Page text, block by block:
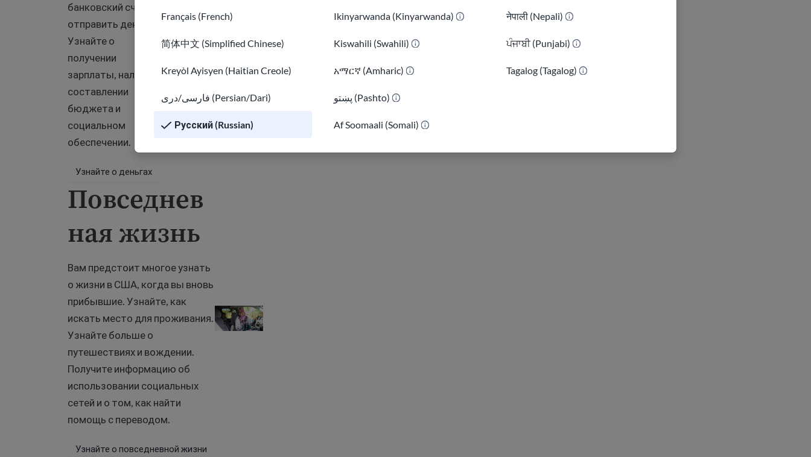
Français (French)
简体中文 (Simplified Chinese)
Kreyòl Ayisyen (Haitian Creole)
فارسی/دری (Persian/Dari)
Русский (Russian)
Ikinyarwanda (Kinyarwanda)
Kiswahili (Swahili)
አማርኛ (Amharic)
پښتو (Pashto)
Af Soomaali (Somali)
नेपाली (Nepali)
ਪੰਜਾਬੀ (Punjabi)
Tagalog (Tagalog)
банковский счет и
отправить деньги.
Узнайте о
получении
зарплаты, налогах,
составлении
бюджета и
социальном
обеспечении.
Узнайте о деньгах
Деньги
Повседнев
ная жизнь
Вам предстоит многое узнать
о жизни в США, когда вы вновь
прибывшие. Узнайте, как
искать место для проживания.
Узнайте больше о
путешествиях и вождении.
Получите информацию об
использовании социальных
сетей и о том, как найти
помощь с переводом.
Узнайте о повседневной жизни
Повседневная жизнь